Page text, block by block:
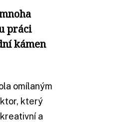
práci
kámen
omílaným
který
a